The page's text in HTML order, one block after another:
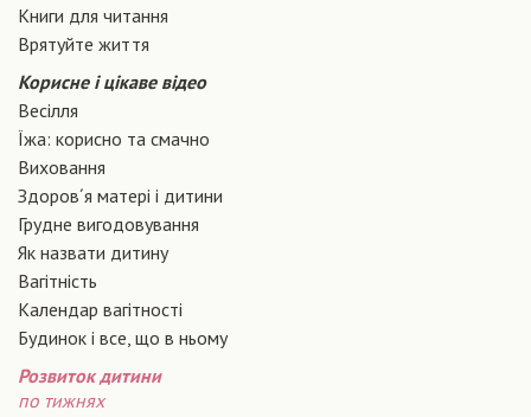
Книги для читання
Врятуйте життя
Корисне і цікаве відео
Весілля
Їжа: корисно та смачно
Виховання
Здоров´я матері і дитини
Грудне вигодовування
Як назвати дитину
Вагiтнiсть
Календар вагітності
Будинок і все, що в ньому
Розвиток дитини
по тижнях